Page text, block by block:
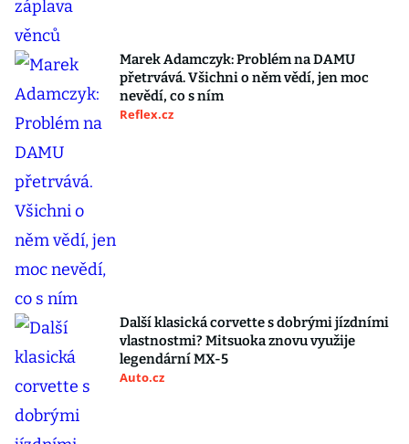
Marek Adamczyk: Problém na DAMU
přetrvává. Všichni o něm vědí, jen moc
nevědí, co s ním
Reflex.cz
Další klasická corvette s dobrými jízdními
vlastnostmi? Mitsuoka znovu využije
legendární MX-5
Auto.cz